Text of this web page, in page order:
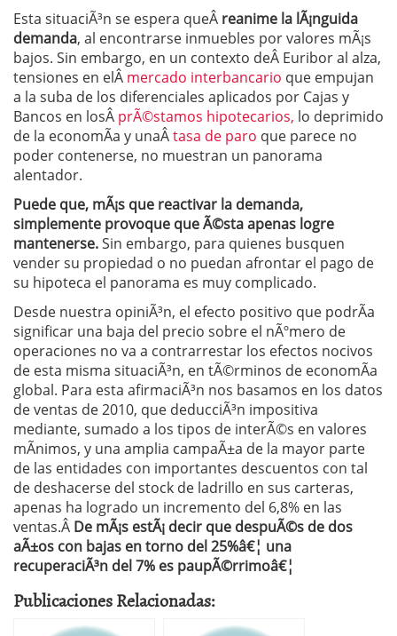
Esta situaciÃ³n se espera queÂ reanime la lÃ¡nguida
demanda, al encontrarse inmuebles por valores mÃ¡s
bajos. Sin embargo, en un contexto deÂ Euribor al alza,
tensiones en elÂ mercado interbancario que empujan
a la suba de los diferenciales aplicados por Cajas y
Bancos en losÂ prÃ©stamos hipotecarios, lo deprimido
de la economÃ­a y unaÂtasa de paro que parece no
poder contenerse, no muestran un panorama
alentador.
Puede que, mÃ¡s que reactivar la demanda,
simplemente provoque que Ã©sta apenas logre
mantenerse.Sin embargo, para quienes busquen
vender su propiedad o no puedan afrontar el pago de
su hipoteca el panorama es muy complicado.
Desde nuestra opiniÃ³n, el efecto positivo que podrÃ­a
significar una baja del precio sobre el nÃºmero de
operaciones no va a contrarrestar los efectos nocivos
de esta misma situaciÃ³n, en tÃ©rminos de economÃ­a
global. Para esta afirmaciÃ³n nos basamos en los datos
de ventas de 2010, que deducciÃ³n impositiva
mediante, sumado a los tipos de interÃ©s en valores
mÃ­nimos, y una amplia campaÃ±a de la mayor parte
de las entidades con importantes descuentos con tal
de deshacerse del stock de ladrillo en sus carteras,
apenas ha logrado un incremento del 6,8% en las
ventas.Â De mÃ¡s estÃ¡ decir que despuÃ©s de dos
aÃ±os con bajas en torno del 25%â€¦ una
recuperaciÃ³n del 7% es paupÃ©rrimoâ€¦
Publicaciones Relacionadas: